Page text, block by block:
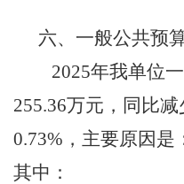
六、 一般公共预
2025年我单位
255.36万元， 同比减
0.73%，主要原因是
其中：